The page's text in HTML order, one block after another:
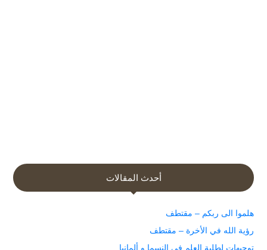
أحدث المقالات
هلموا الى ربكم – مقتطف
رؤية الله في الأخرة – مقتطف
توجيهات لطلبة العلم في النسما و ألمانيا